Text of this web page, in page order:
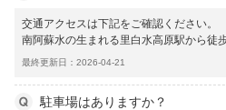
交通アクセスは下記をご確認ください。
南阿蘇水の生まれる里白水高原駅から徒
最終更新日：2026-04-21
駐車場はありますか？